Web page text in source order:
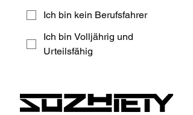
Ich bin kein Berufsfahrer
Ich bin Volljährig und
Urteilsfähig